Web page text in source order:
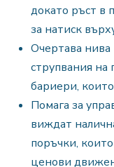
докато ръст в
за натиск
Очертава нива
струпвания на
бариери,
Помага за
виждат
поръчки,
ценови